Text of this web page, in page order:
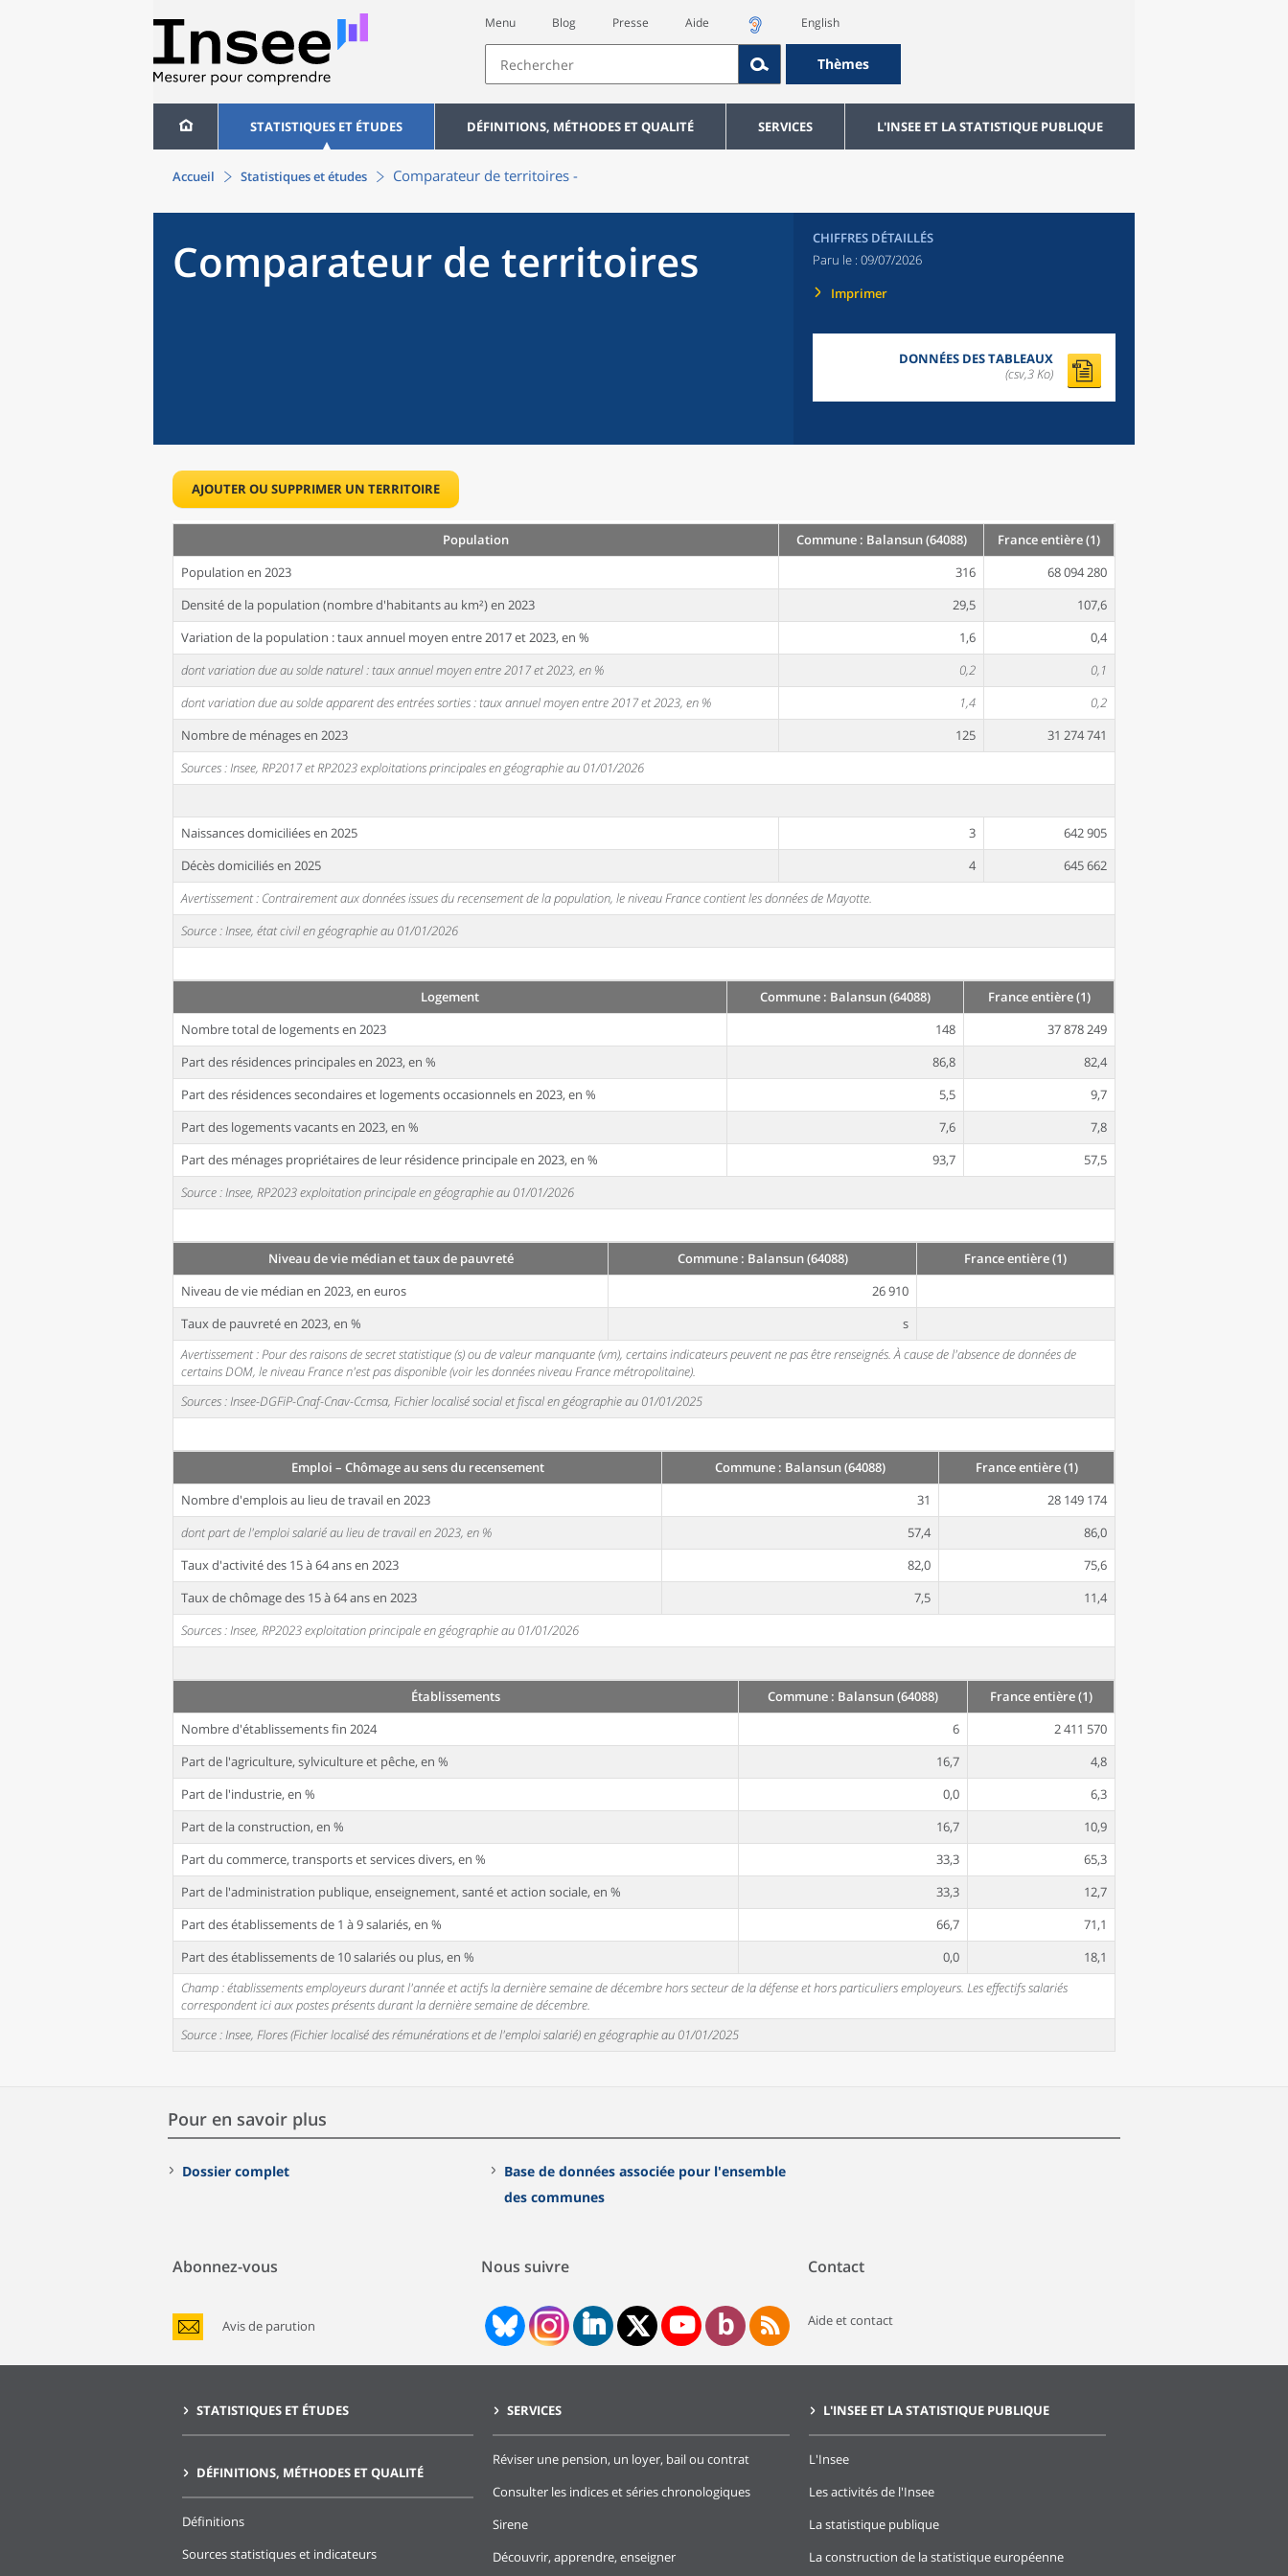
Menu Blog Presse Aide English
Thèmes
STATISTIQUES ET ÉTUDES DÉFINITIONS, MÉTHODES ET QUALITÉ SERVICES L'INSEE ET LA STATISTIQUE PUBLIQUE
Accueil Statistiques et études Comparateur de territoires -
Comparateur de territoires
CHIFFRES DÉTAILLÉS
Paru le : 09/07/2026
Imprimer
DONNÉES DES TABLEAUX
(csv,3 Ko)
AJOUTER OU SUPPRIMER UN TERRITOIRE
Population Commune : Balansun (64088)
France entière (1)
Population en 2023
316
68 094 280
Densité de la population (nombre d'habitants au km²) en 2023
29,5
107,6
Variation de la population : taux annuel moyen entre 2017 et 2023, en %
1,6
0,4
dont variation due au solde naturel : taux annuel moyen entre 2017 et 2023, en %
0,2
0,1
dont variation due au solde apparent des entrées sorties : taux annuel moyen entre 2017 et 2023, en %
1,4
0,2
Nombre de ménages en 2023
125
31 274 741
Sources : Insee, RP2017 et RP2023 exploitations principales en géographie au 01/01/2026
Naissances domiciliées en 2025 3
642 905
Décès domiciliés en 2025
4
645 662
Avertissement : Contrairement aux données issues du recensement de la population, le niveau France contient les données de Mayotte.
Source : Insee, état civil en géographie au 01/01/2026
Logement Commune : Balansun (64088)
France entière (1)
Nombre total de logements en 2023
148
37 878 249
Part des résidences principales en 2023, en %
86,8
82,4
Part des résidences secondaires et logements occasionnels en 2023, en %
5,5
9,7
Part des logements vacants en 2023, en %
7,6
7,8
Part des ménages propriétaires de leur résidence principale en 2023, en %
93,7
57,5
Source : Insee, RP2023 exploitation principale en géographie au 01/01/2026
Niveau de vie médian et taux de pauvreté Commune : Balansun (64088)
France entière (1)
Niveau de vie médian en 2023, en euros
26 910
Taux de pauvreté en 2023, en %
s
Avertissement : Pour des raisons de secret statistique (s) ou de valeur manquante (vm), certains indicateurs peuvent ne pas être renseignés. À cause de l'absence de données de
certains DOM, le niveau France n'est pas disponible (voir les données niveau France métropolitaine).
Sources : Insee-DGFiP-Cnaf-Cnav-Ccmsa, Fichier localisé social et fiscal en géographie au 01/01/2025
Emploi – Chômage au sens du recensement Commune : Balansun (64088)
France entière (1)
Nombre d'emplois au lieu de travail en 2023
31
28 149 174
dont part de l'emploi salarié au lieu de travail en 2023, en %
57,4
86,0
Taux d'activité des 15 à 64 ans en 2023
82,0
75,6
Taux de chômage des 15 à 64 ans en 2023
7,5
11,4
Sources : Insee, RP2023 exploitation principale en géographie au 01/01/2026
Établissements Commune : Balansun (64088)
France entière (1)
Nombre d'établissements fin 2024
6
2 411 570
Part de l'agriculture, sylviculture et pêche, en %
16,7
4,8
Part de l'industrie, en %
0,0
6,3
Part de la construction, en %
16,7
10,9
Part du commerce, transports et services divers, en %
33,3
65,3
Part de l'administration publique, enseignement, santé et action sociale, en %
33,3
12,7
Part des établissements de 1 à 9 salariés, en %
66,7
71,1
Part des établissements de 10 salariés ou plus, en %
0,0
18,1
Champ : établissements employeurs durant l'année et actifs la dernière semaine de décembre hors secteur de la défense et hors particuliers employeurs. Les effectifs salariés
correspondent ici aux postes présents durant la dernière semaine de décembre.
Source : Insee, Flores (Fichier localisé des rémunérations et de l'emploi salarié) en géographie au 01/01/2025
Pour en savoir plus
Dossier complet
Base de données associée pour l'ensemble
des communes
Abonnez-vous
Avis de parution
Nous suivre Contact
Aide et contact
STATISTIQUES ET ÉTUDES
DÉFINITIONS, MÉTHODES ET QUALITÉ
Définitions
Sources statistiques et indicateurs
SERVICES
Réviser une pension, un loyer, bail ou contrat
Consulter les indices et séries chronologiques
Sirene
Découvrir, apprendre, enseigner
L'INSEE ET LA STATISTIQUE PUBLIQUE
L'Insee
Les activités de l'Insee
La statistique publique
La construction de la statistique européenne